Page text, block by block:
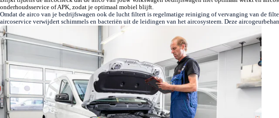
onderhoudsservice of APK, zodat je optimaal mobiel blijft.
Omdat de airco van je bedrijfswagen ook de lucht filtert is regelmatige reiniging of vervanging van de
aircoservice verwijdert schimmels en bacteriën uit de leidingen van het aircosysteem. Deze